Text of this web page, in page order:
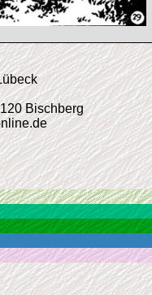
Bischberg